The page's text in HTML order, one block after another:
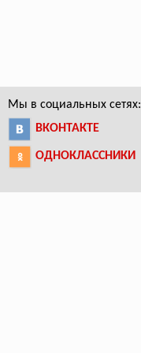
Мы в социальных сетях:
ВКОНТАКТЕ
ОДНОКЛАССНИКИ